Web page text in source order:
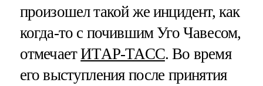
произошел такой же инцидент, как
когда-то с почившим Уго Чавесом,
отмечаетИТАР-ТАСС. Во время
его выступления после принятия